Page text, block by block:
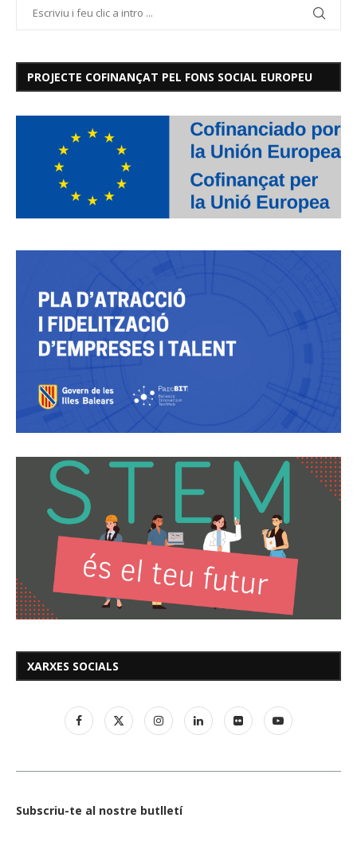
PROJECTE COFINANÇAT PEL FONS SOCIAL EUROPEU
XARXES SOCIALS
Subscriu-te al nostre butlletí